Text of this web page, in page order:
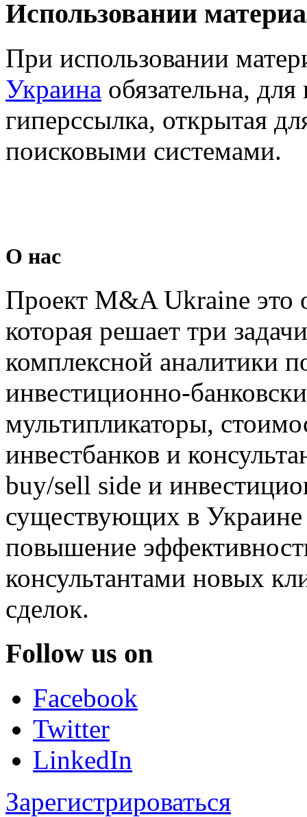
Использовании
При использовании
Украина обязательна,
гиперссылка, открытая
поисковыми системами.
О нас
Проект M&A Ukraine это
которая решает три
комплексной аналитики
инвестиционно-
мультипликаторы,
инвестбанков и
buy/sell side и
существующих в
повышение
консультантами новых
сделок.
Follow us on
Facebook
Twitter
LinkedIn
Зарегистрироваться